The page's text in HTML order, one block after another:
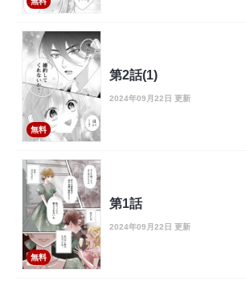
無料
第2話(1)
2024年09月22日 更新
無料
第1話
2024年09月22日 更新